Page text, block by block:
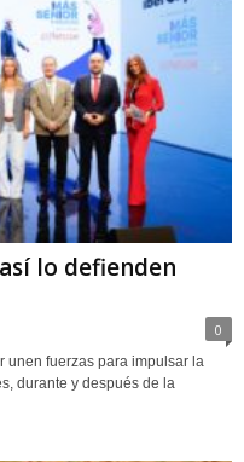
lo defienden
0
unen fuerzas para impulsar la
durante y después de la